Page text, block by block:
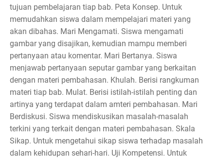
tujuan pembelajaran tiap bab. Peta Konsep. Untuk
memudahkan siswa dalam mempelajari materi yang
akan dibahas. Mari Mengamati. Siswa mengamati
gambar yang disajikan, kemudian mampu memberi
pertanyaan atau komentar. Mari Bertanya. Siswa
menjawab pertanyaan seputar gambar yang berkaitan
dengan materi pembahasan. Khulah. Berisi rangkuman
materi tiap bab. Mulat. Berisi istilah-istilah penting dan
artinya yang terdapat dalam amteri pembahasan. Mari
Berdiskusi. Siswa mendiskusikan masalah-masalah
terkini yang terkait dengan materi pembahasan. Skala
Sikap. Untuk mengetahui sikap siswa terhadap masalah
dalam kehidupan sehari-hari. Uji Kompetensi. Untuk